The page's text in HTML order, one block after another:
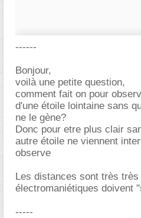
------
Bonjour,
voilà une petite question,
comment fait on pour
d'une étoile lointaine sans
ne le gène?
Donc pour etre plus clair
autre étoile ne viennent
observe
Les distances sont très
électromaniétiques doivent
-----